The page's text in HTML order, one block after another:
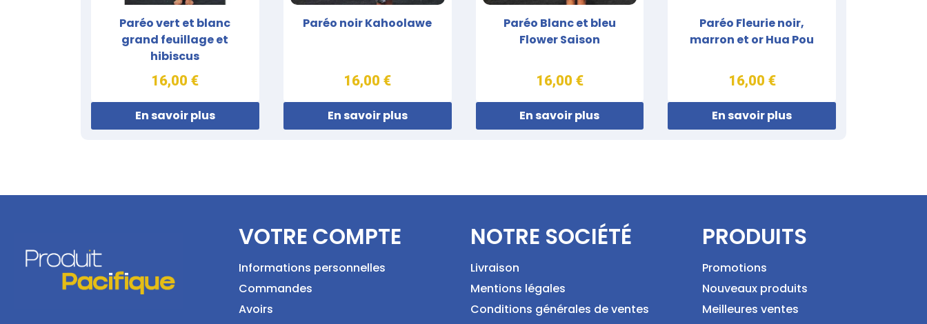
Paréo vert et blanc
grand feuillage et
hibiscus
16,00 €
En savoir plus
Paréo noir Kahoolawe
16,00 €
En savoir plus
Paréo Blanc et bleu
Flower Saison
16,00 €
En savoir plus
Paréo Fleurie noir,
marron et or Hua Pou
16,00 €
En savoir plus
VOTRE COMPTE
Informations personnelles
Commandes
Avoirs
NOTRE SOCIÉTÉ
Livraison
Mentions légales
Conditions générales de ventes
PRODUITS
Promotions
Nouveaux produits
Meilleures ventes